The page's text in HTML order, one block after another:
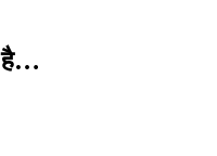
है…